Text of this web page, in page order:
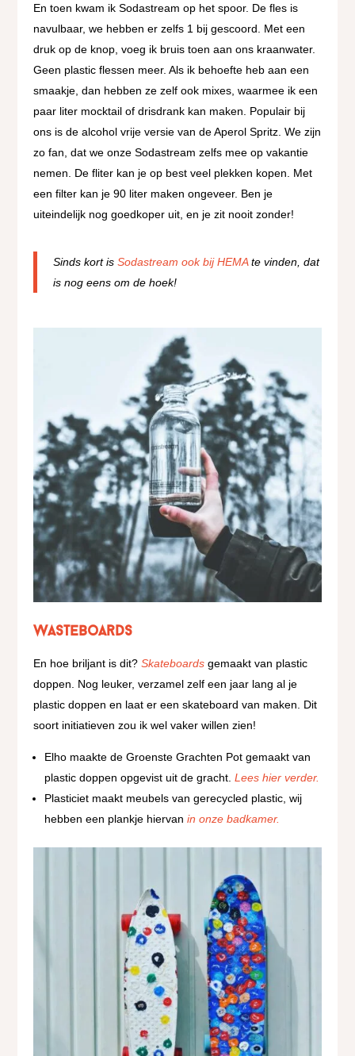
En toen kwam ik Sodastream op het spoor. De fles is
navulbaar, we hebben er zelfs 1 bij gescoord. Met een
druk op de knop, voeg ik bruis toen aan ons kraanwater.
Geen plastic flessen meer. Als ik behoefte heb aan een
smaakje, dan hebben ze zelf ook mixes, waarmee ik een
paar liter mocktail of drisdrank kan maken. Populair bij
ons is de alcohol vrije versie van de Aperol Spritz. We zijn
zo fan, dat we onze Sodastream zelfs mee op vakantie
nemen. De fliter kan je op best veel plekken kopen. Met
een filter kan je 90 liter maken ongeveer. Ben je
uiteindelijk nog goedkoper uit, en je zit nooit zonder!
Sinds kort isSodastream ook bij HEMAte vinden, dat
is nog eens om de hoek!
Wasteboards
En hoe briljant is dit?Skateboards gemaakt van plastic
doppen. Nog leuker, verzamel zelf een jaar lang al je
plastic doppen en laat er een skateboard van maken. Dit
soort initiatieven zou ik wel vaker willen zien!
Elho maakte de Groenste Grachten Pot gemaakt van
plastic doppen opgevist uit de gracht.Lees hier verder.
Plasticiet maakt meubels van gerecycled plastic, wij
hebben een plankje hiervanin onze badkamer.